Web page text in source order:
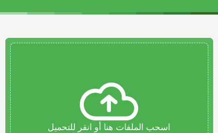
اسحب الملفات هنا أو انقر للتحميل